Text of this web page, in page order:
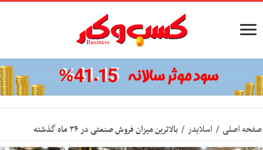
صفحه اصلی / اسلایدر / بالاترین میزان فروش صنعتی در ۳۴ ماه گذشته